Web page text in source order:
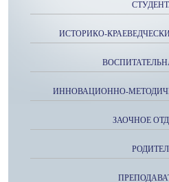
ИСТОРИКО-
ИННОВАЦИОННО-
ЗАОЧНОЕ